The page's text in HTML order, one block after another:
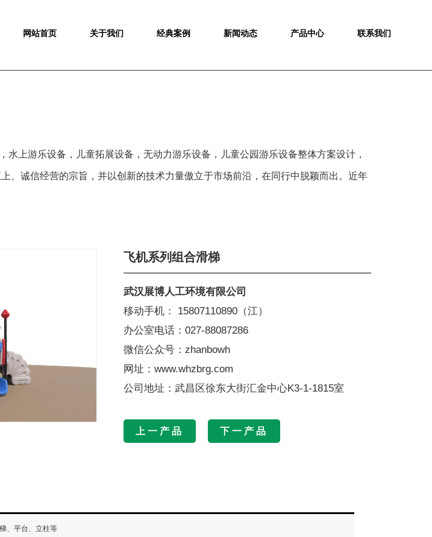
网站首页 关于我们 经典案例 新闻动态 产品中心 联系我们
上游乐设备，儿童拓展设备，无动力游乐设备，儿童公园游乐设备整体方案设计，
、诚信经营的宗旨，并以创新的技术力量傲立于市场前沿，在同行中脱颖而出。近年
飞机系列组合滑梯
武汉展博人工环境有限公司
移动手机： 15807110890（江）
办公室电话：027-88087286
微信公众号：zhanbowh
网址：www.whzbrg.com
公司地址：武昌区徐东大街汇金中心K3-1-1815室
上一产品 下一产品
、平台、立柱等